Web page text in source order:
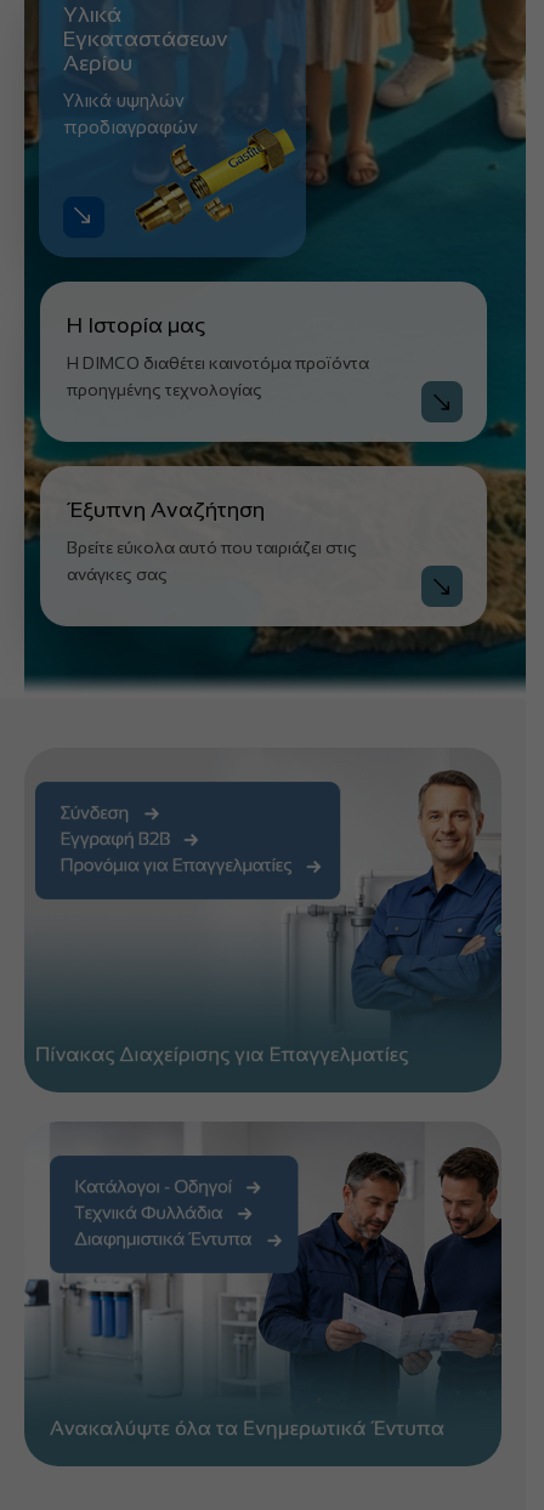
Υλικά
Εγκαταστάσεων
Αερίου
Υλικά υψηλών
προδιαγραφών
Η Ιστορία μας
Η DIMCO διαθέτει καινοτόμα προϊόντα
προηγμένης τεχνολογίας
Έξυπνη Αναζήτηση
Βρείτε εύκολα αυτό που ταιριάζει στις
ανάγκες σας